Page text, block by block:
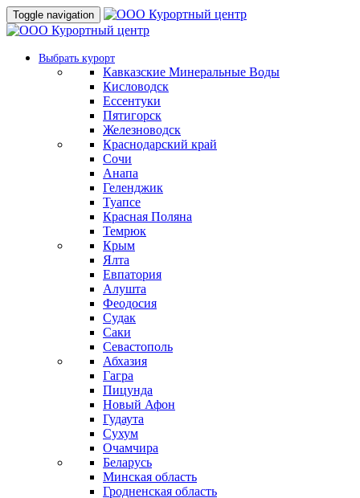
Toggle navigation
Выбрать курорт
Кавказские Минеральные Воды
Кисловодск
Ессентуки
Пятигорск
Железноводск
Краснодарский край
Сочи
Анапа
Геленджик
Туапсе
Красная Поляна
Темрюк
Крым
Ялта
Евпатория
Алушта
Феодосия
Судак
Саки
Севастополь
Абхазия
Гагра
Пицунда
Новый Афон
Гудаута
Сухум
Очамчира
Беларусь
Минская область
Гродненская область